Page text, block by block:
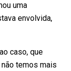
uma
envolvida,
caso, que
temos mais